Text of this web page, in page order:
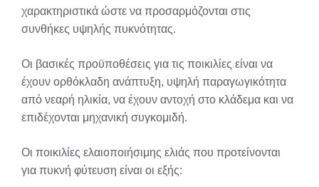
χαρακτηριστικά ώστε να προσαρμόζονται στις
συνθήκες υψηλής πυκνότητας.
Οι βασικές προϋποθέσεις για τις ποικιλίες είναι να
έχουν ορθόκλαδη ανάπτυξη, υψηλή παραγωγικότητα
από νεαρή ηλικία, να έχουν αντοχή στο κλάδεμα και να
επιδέχονται μηχανική συγκομιδή.
Οι ποικιλίες ελαιοποιήσιμης ελιάς που προτείνονται
για πυκνή φύτευση είναι οι εξής: